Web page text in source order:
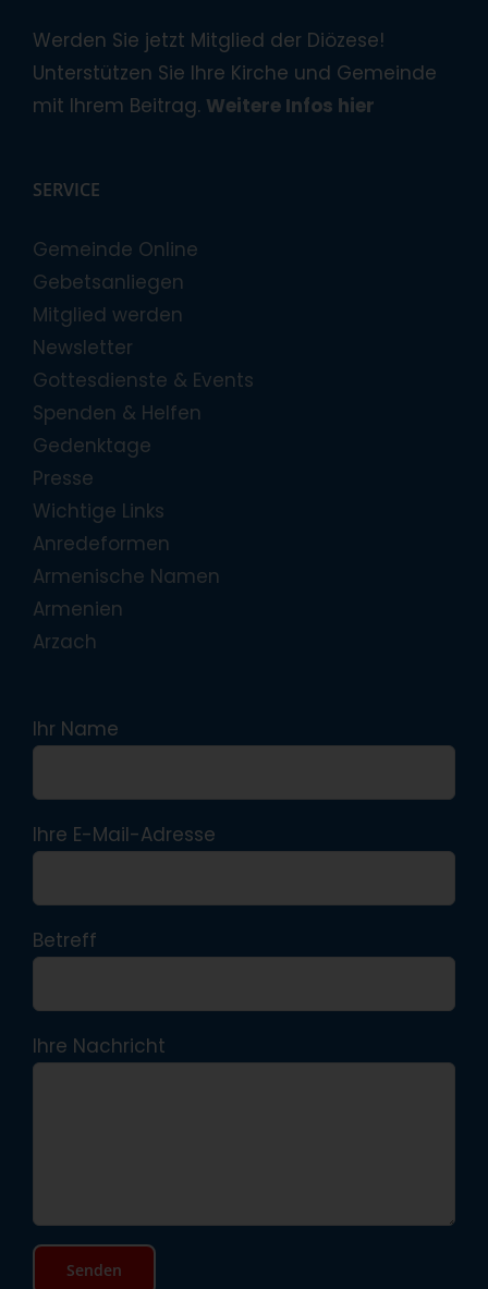
Werden Sie jetzt Mitglied der Diözese!
Unterstützen Sie Ihre Kirche und Gemeinde
mit Ihrem Beitrag. Weitere Infos hier
SERVICE
Gemeinde Online
Gebetsanliegen
Mitglied werden
Newsletter
Gottesdienste & Events
Spenden & Helfen
Gedenktage
Presse
Wichtige Links
Anredeformen
Armenische Namen
Armenien
Arzach
Ihr Name
Ihre E-Mail-Adresse
Betreff
Ihre Nachricht